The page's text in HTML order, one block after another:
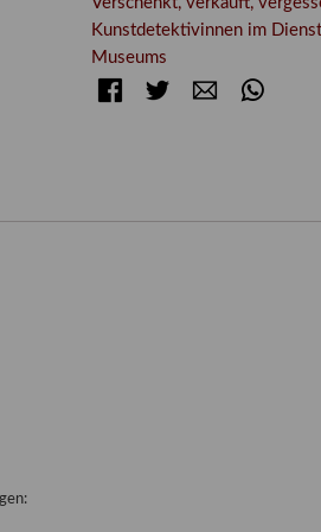
Kunstdetektivinnen im
Museums
FacebookTwitter E-mail